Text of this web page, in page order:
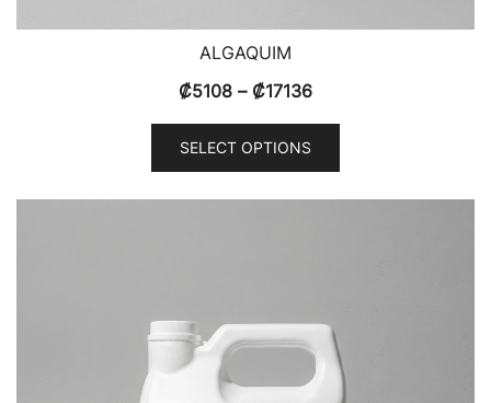
ALGAQUIM
₡5108 – ₡17136
SELECT OPTIONS